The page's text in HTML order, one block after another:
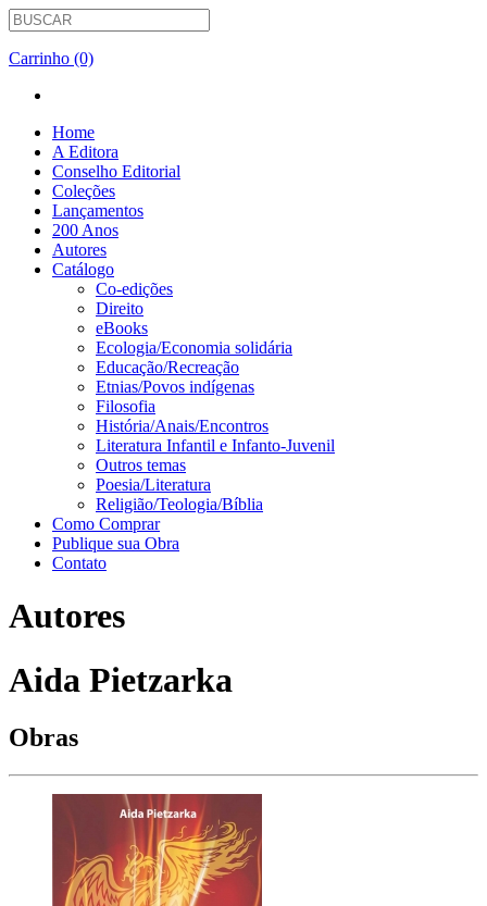
Carrinho (0)
Home
A Editora
Conselho Editorial
Coleções
Lançamentos
200 Anos
Autores
Catálogo
Co-edições
Direito
eBooks
Ecologia/Economia solidária
Educação/Recreação
Etnias/Povos indígenas
Filosofia
História/Anais/Encontros
Literatura Infantil e Infanto-Juvenil
Outros temas
Poesia/Literatura
Religião/Teologia/Bíblia
Como Comprar
Publique sua Obra
Contato
Autores
Aida Pietzarka
Obras